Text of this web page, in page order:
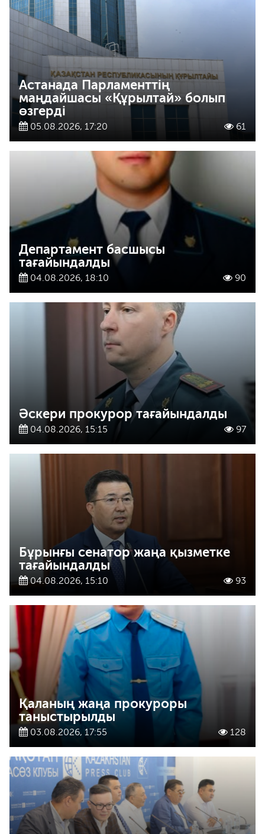
Астанада Парламенттің
маңдайшасы «Құрылтай» болып
өзгерді
05.08.2026, 17:20 61
Департамент басшысы
тағайындалды
04.08.2026, 18:10 90
Әскери прокурор тағайындалды
04.08.2026, 15:15 97
Бұрынғы сенатор жаңа қызметке
тағайындалды
04.08.2026, 15:10 93
Қаланың жаңа прокуроры
таныстырылды
03.08.2026, 17:55 128